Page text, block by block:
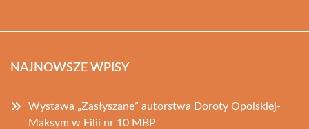
NAJNOWSZE WPISY
Wystawa „Zasłyszane” autorstwa Doroty Opolskiej-
Maksym w Filii nr 10 MBP